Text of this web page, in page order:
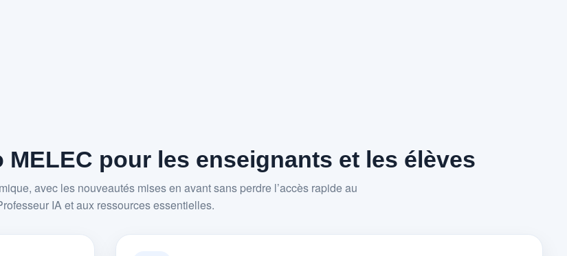
pour les enseignants et les élèves
avec les nouveautés mises en avant sans perdre l’accès rapide au
IA et aux ressources essentielles.